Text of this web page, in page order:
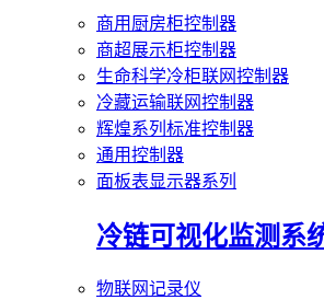
商用厨房柜控制器
商超展示柜控制器
生命科学冷柜联网控制器
冷藏运输联网控制器
辉煌系列标准控制器
通用控制器
面板表显示器系列
冷链可视化监测系
物联网记录仪